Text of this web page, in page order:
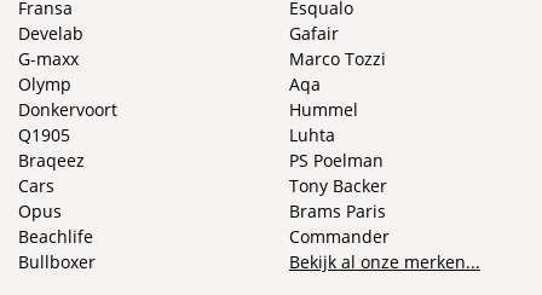
Fransa
Develab
G-maxx
Olymp
Donkervoort
Q1905
Braqeez
Cars
Opus
Beachlife
Bullboxer
Esqualo
Gafair
Marco Tozzi
Aqa
Hummel
Luhta
PS Poelman
Tony Backer
Brams Paris
Commander
Bekijk al onze merken...